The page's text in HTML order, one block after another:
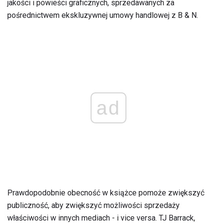
jakości i powieści graficznych, sprzedawanych za
pośrednictwem ekskluzywnej umowy handlowej z B & N.
ad
Prawdopodobnie obecność w książce pomoże zwiększyć
publiczność, aby zwiększyć możliwości sprzedaży
właściwości w innych mediach - i vice versa. TJ Barrack,